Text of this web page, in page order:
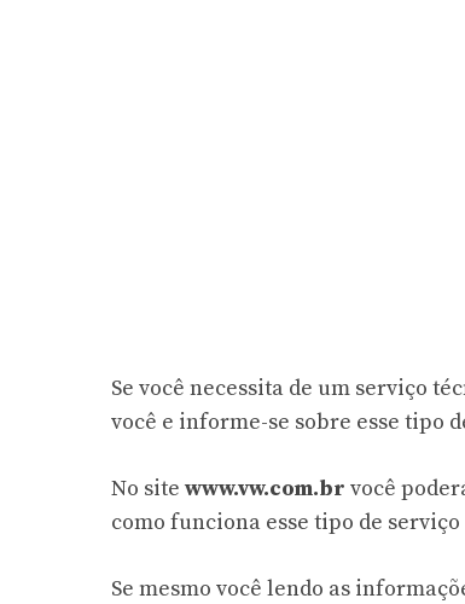
Se você necessita de um serviço
você e informe-se sobre esse tipo
No site www.vw.com.br você
como funciona esse tipo de
Se mesmo você lendo as